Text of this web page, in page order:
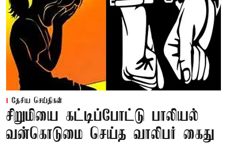
தேசிய செய்திகள்
சிறுமியை கட்டிப்போட்டு பாலியல்
வன்கொடுமை செய்த வாலிபர் கைது